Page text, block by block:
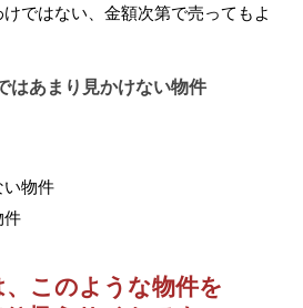
ではない、金額次第で売ってもよ
はあまり見かけない物件
物件
件
このような物件を